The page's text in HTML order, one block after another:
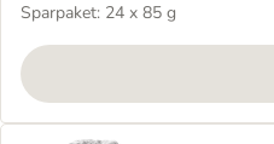
Sparpaket: 24 x 85 g